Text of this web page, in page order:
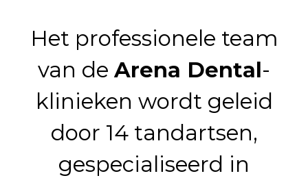
8
9
6
7
8
8
9
Het professionele team
van de Arena Dental-
klinieken wordt geleid
door 14 tandartsen,
gespecialiseerd in